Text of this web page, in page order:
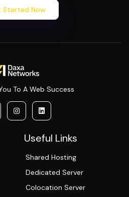
Started Now
To A Web Success
Useful Links
Shared Hosting
Dedicated Server
Colocation Server